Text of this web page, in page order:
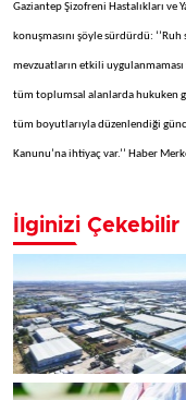
Gaziantep Şizofreni Hastalıkları ve
konuşmasını şöyle sürdürdü:
mevzuatların etkili
tüm toplumsal alanlarda hukuken
tüm boyutlarıyla düzenlendiği
Kanunu’na ihtiyaç var.’’ Haber
İlginizi Çekebilir